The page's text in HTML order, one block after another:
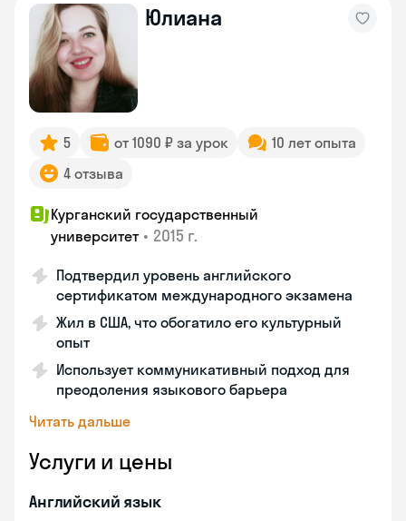
Юлиана
5 от 1090 ₽ за урок
10 лет опыта
4 отзыва
Курганский государственный
университет • 2015 г.
Подтвердил уровень английского
сертификатом международного экзамена
Жил в США, что обогатило его культурный
опыт
Использует коммуникативный подход для
преодоления языкового барьера
Читать дальше
Услуги и цены
Английский язык